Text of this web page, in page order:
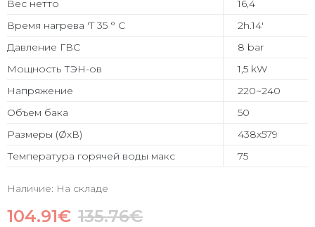
Вес нетто
16,4
Время нагрева 'T 35 ° C
2h.14'
Давление ГВС
8 bar
Мощность ТЭН-ов
1,5 kW
Напряжение
220~240
Объем бака
50
Размеры (ØхВ)
438x579
Температура горячей воды макс
75
Наличие: На складе
104.91€ 135.76€